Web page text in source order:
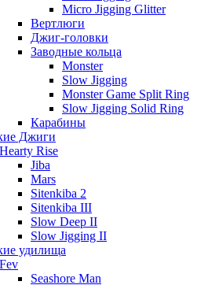
Micro Jigging Glitter
Вертлюги
Джиг-головки
Заводные кольца
Monster
Slow Jigging
Monster Game Split Ring
Slow Jigging Solid Ring
Карабины
Джиги
Hearty Rise
Jiba
Mars
Sitenkiba 2
Sitenkiba III
Slow Deep II
Slow Jigging II
удилища
Fev
Seashore Man